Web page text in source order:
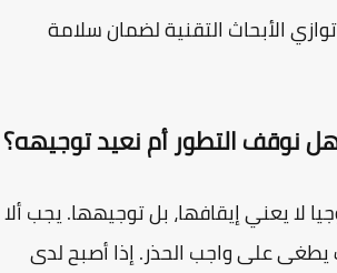
الأبحاث التقنية لضمان سلامة
التطور أم نعيد توجيهه؟
يعني إيقافها، بل توجيهها. يجب ألا
على واجب الحذر. إذا أصبح لدى